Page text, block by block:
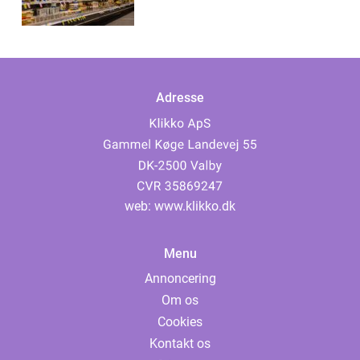
Adresse
web: www.klikko.dk
Menu
Annoncering
Om os
Cookies
Kontakt os